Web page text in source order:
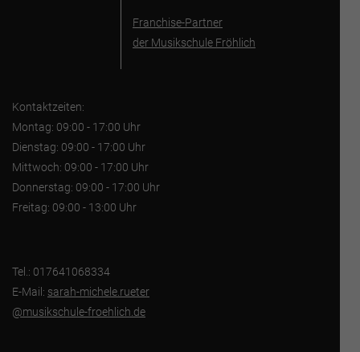
Franchise-Partner
der Musikschule Fröhlich
Kontaktzeiten:
Montag: 09:00 - 17:00 Uhr
Dienstag: 09:00 - 17:00 Uhr
Mittwoch: 09:00 - 17:00 Uhr
Donnerstag: 09:00 - 17:00 Uhr
Freitag: 09:00 - 13:00 Uhr
Tel.: 017641068334
E-Mail: sarah-michele.rueter
@musikschule-froehlich.de